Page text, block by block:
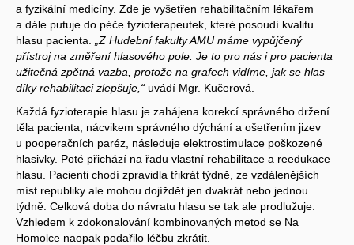
a fyzikální medicíny. Zde je vyšetřen rehabilitačním lékařem
a dále putuje do péče fyzioterapeutek, které posoudí kvalitu
hlasu pacienta.
„Z Hudební fakulty AMU máme vypůjčený
přístroj na změření hlasového pole. Je to pro nás i pro pacienta
užitečná zpětná vazba, protože na grafech vidíme, jak se hlas
díky rehabilitaci zlepšuje,“ uvádí Mgr. Kučerová.
Každá fyzioterapie hlasu je zahájena korekcí správného držení
těla pacienta, nácvikem správného dýchání a ošetřením jizev
u pooperačních paréz, následuje elektrostimulace poškozené
hlasivky. Poté přichází na řadu vlastní rehabilitace a reedukace
hlasu. Pacienti chodí zpravidla třikrát týdně, ze vzdálenějších
míst republiky ale mohou dojíždět jen dvakrát nebo jednou
týdně. Celková doba do návratu hlasu se tak ale prodlužuje.
Vzhledem k zdokonalování kombinovaných metod se Na
Homolce naopak podařilo léčbu zkrátit.